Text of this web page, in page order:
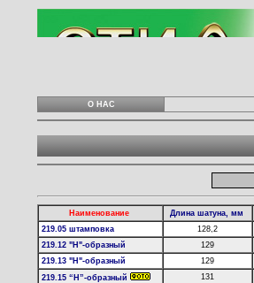
О НАС
Наименование Длина шатуна, мм
219.05 штамповка
128,2
219.12 "Н"-образный
129
219.13 "Н"-образный
129
219.15 “Н”-образный
131